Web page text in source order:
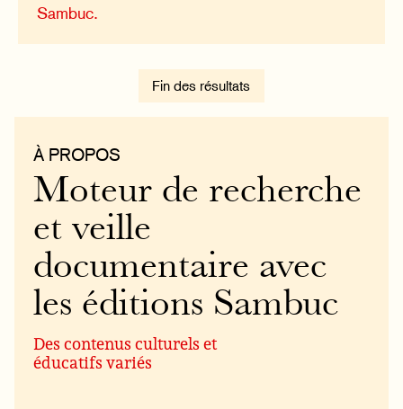
Sambuc.
Fin des résultats
À PROPOS
Moteur de recherche
et veille
documentaire avec
les éditions Sambuc
Des contenus culturels et
éducatifs variés